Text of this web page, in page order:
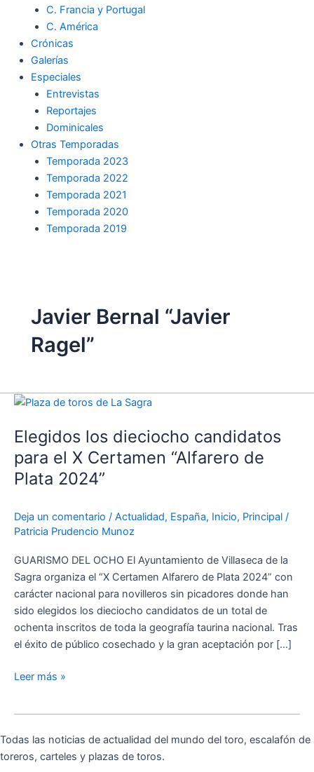
C. Francia y Portugal
C. América
Crónicas
Galerías
Especiales
Entrevistas
Reportajes
Dominicales
Otras Temporadas
Temporada 2023
Temporada 2022
Temporada 2021
Temporada 2020
Temporada 2019
Javier Bernal “Javier
Ragel”
Elegidos los dieciocho candidatos
para el X Certamen “Alfarero de
Plata 2024”
Deja un comentario / Actualidad, España, Inicio, Principal /
Patricia Prudencio Munoz
GUARISMO DEL OCHO El Ayuntamiento de Villaseca de la
Sagra organiza el “X Certamen Alfarero de Plata 2024” con
carácter nacional para novilleros sin picadores donde han
sido elegidos los dieciocho candidatos de un total de
ochenta inscritos de toda la geografía taurina nacional. Tras
el éxito de público cosechado y la gran aceptación por […]
Elegidos
dieciocho
candidatos
para
el
Certamen
“Alfarero
2024”
Leer más »
Todas las noticias de actualidad del mundo del toro, escalafón de
toreros, carteles y plazas de toros.